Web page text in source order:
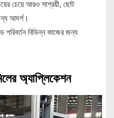
চেয়ে আরও সাশ্রয়ী, ছোট
আদর্শ।
পরিবর্তন বিভিন্ন কাজের জন্য
অ্যাপ্লিকেশন